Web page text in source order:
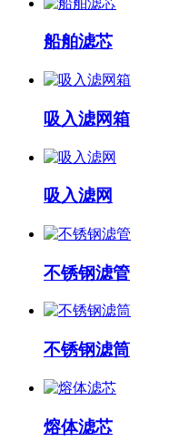
船舶滤芯
吸入滤网箱
吸入滤网
不锈钢滤管
不锈钢滤筒
熔体滤芯